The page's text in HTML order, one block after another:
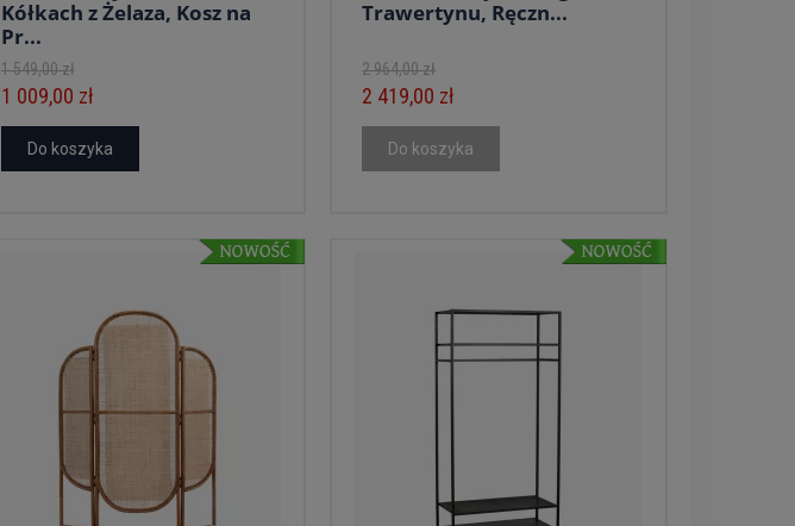
Kółkach z Żelaza, Kosz na
Pr...
1 549,00 zł
1 009,00 zł
Do koszyka
Trawertynu, Ręczn...
2 964,00 zł
2 419,00 zł
Do koszyka